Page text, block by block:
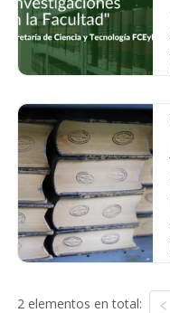
2 elementos en total: